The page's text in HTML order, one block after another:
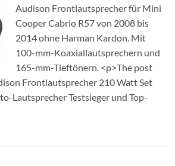
Audison Frontlautsprecher für Mini
Cooper Cabrio R57 von 2008 bis
2014 ohne Harman Kardon. Mit
100-mm-Koaxiallautsprechern und
165-mm-Tieftönern. <p>The post
Frontlautsprecher 210 Watt Set
Lautsprecher Testsieger und Top-